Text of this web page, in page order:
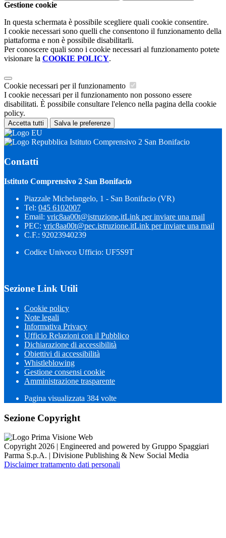
Gestione cookie
In questa schermata è possibile scegliere quali cookie consentire.
I cookie necessari sono quelli che consentono il funzionamento della
piattaforma e non è possibile disabilitarli.
Per conoscere quali sono i cookie necessari al funzionamento potete
visionare la COOKIE POLICY.
Cookie necessari per il funzionamento
I cookie necessari per il funzionamento non possono essere
disabilitati. È possibile consultare l'elenco nella pagina della cookie
policy.
Accetta tutti Salva le preferenze
Istituto Comprensivo 2 San Bonifacio
Contatti
Istituto Comprensivo 2 San Bonifacio
Piazzale Michelangelo, 1 - San Bonifacio (VR)
Tel: 045 6102007
Email: vric8aa00t@istruzione.itLink per inviare una mail
PEC: vric8aa00t@pec.istruzione.itLink per inviare una mail
C.F.: 92023940239
Codice Univoco Ufficio: UF5S9T
Sezione Link Utili
Cookie policy
Note legali
Informativa Privacy
Ufficio Relazioni con il Pubblico
Dichiarazione di accessibilità
Obiettivi di accessibilità
Whistleblowing
Gestione consensi cookie
Amministrazione trasparente
Pagina visualizzata 384 volte
Sezione Copyright
Copyright 2026 | Engineered and powered by Gruppo Spaggiari
Parma S.p.A. | Divisione Publishing & New Social Media
Disclaimer trattamento dati personali